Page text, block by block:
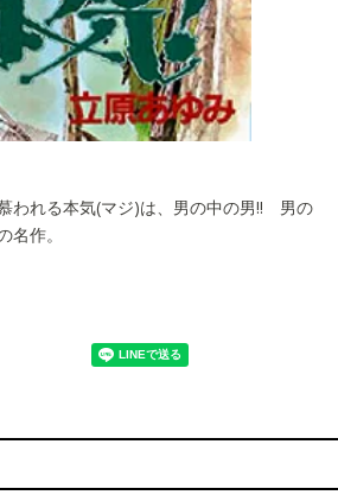
われる本気(マジ)は、男の中の男!! 男の
名作。